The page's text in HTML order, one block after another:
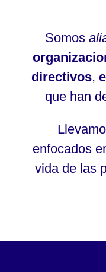
Somos
directivos,
que han
enfocados
vida de las